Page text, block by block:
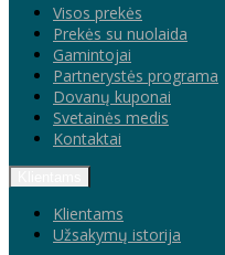
Visos prekės
Prekės su nuolaida
Gamintojai
Partnerystės programa
Dovanų kuponai
Svetainės medis
Kontaktai
Klientams
Užsakymų istorija